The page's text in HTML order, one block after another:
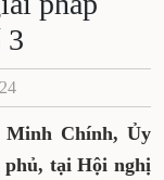
3
Minh Chính, Ủy
tại Hội nghị